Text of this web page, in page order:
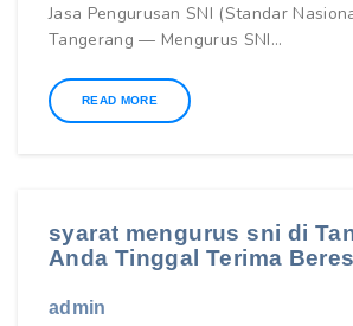
Jasa Pengurusan SNI (Standar
Tangerang — Mengurus SNI…
READ MORE
syarat mengurus sni di
Anda Tinggal Terima
admin